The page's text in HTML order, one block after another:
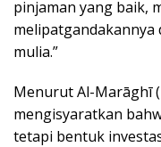
pinjaman yang baik,
melipatgandakannya
mulia.”
Menurut Al-Marāghī
mengisyaratkan
tetapi bentuk